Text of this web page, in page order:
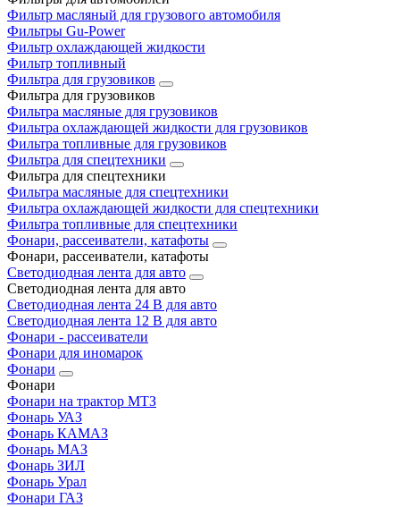
Фильтр масляный для грузового автомобиля
Фильтры Gu-Power
Фильтр охлаждающей жидкости
Фильтр топливный
Фильтра для грузовиков
Фильтра для грузовиков
Фильтра масляные для грузовиков
Фильтра охлаждающей жидкости для грузовиков
Фильтра топливные для грузовиков
Фильтра для спецтехники
Фильтра для спецтехники
Фильтра масляные для спецтехники
Фильтра охлаждающей жидкости для спецтехники
Фильтра топливные для спецтехники
Фонари, рассеиватели, катафоты
Фонари, рассеиватели, катафоты
Светодиодная лента для авто
Светодиодная лента для авто
Светодиодная лента 24 В для авто
Светодиодная лента 12 В для авто
Фонари - рассеиватели
Фонари для иномарок
Фонари
Фонари
Фонари на трактор МТЗ
Фонарь УАЗ
Фонарь КАМАЗ
Фонарь МАЗ
Фонарь ЗИЛ
Фонарь Урал
Фонари ГАЗ